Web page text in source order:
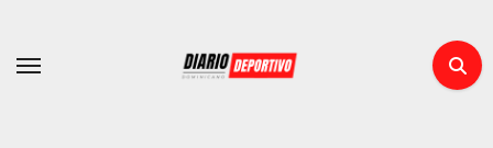
contenido